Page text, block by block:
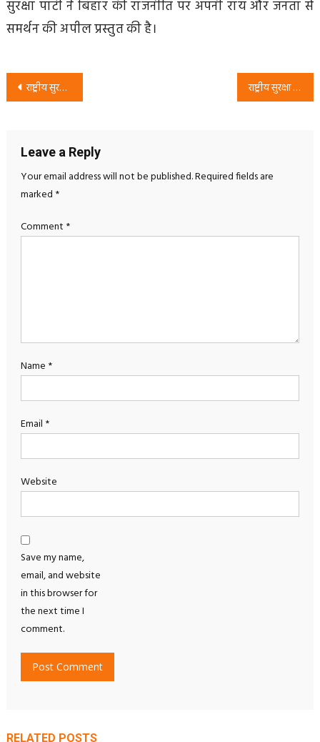
सुरक्षा पार्टी ने बिहार की राजनीति पर अपनी राय और जनता से
समर्थन की अपील प्रस्तुत की है।
Post
राष्ट्रीय सुरक्षा पार्टी का चुनावी संदेश: जनता के लिए बस चुनावी जवाब नहीं, विकास चाहिए | RSP अभियान राष्ट्रीय सुरक्षा पार्टी का शिक्षा संकल्प: शिक्षित युवा – सशक्त राष्ट्र अभियान
Leave a Reply
Your email address will not be published.Required fields are
marked *
Comment *
Name *
Email *
Website
Save my name,
email, and website
in this browser for
the next time I
comment.
RELATED POSTS